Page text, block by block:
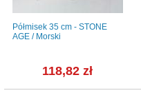
Półmisek 35 cm - STONE
AGE / Morski
118,82 zł